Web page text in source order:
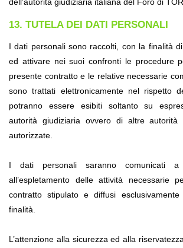
dell’autorità giudiziaria italiana del Foro di
13. TUTELA DEI DATI PERSONALI
I dati personali sono raccolti, con la finalità
ed attivare nei suoi confronti le procedure
presente contratto e le relative necessarie
sono trattati elettronicamente nel rispetto
potranno essere esibiti soltanto su
autorità giudiziaria ovvero di altre autorità
autorizzate.
I dati personali saranno comunicati a
all’espletamento delle attività necessarie
contratto stipulato e diffusi esclusivamente
finalità.
L’attenzione alla sicurezza ed alla